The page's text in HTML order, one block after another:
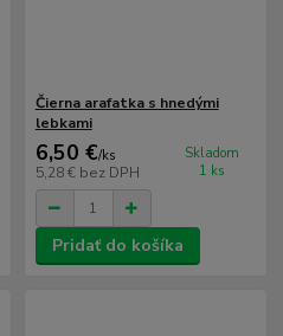
Čierna arafatka s hnedými
lebkami
6,50 €/ks
5,28 € bez DPH
Skladom
1 ks
Pridať do košíka